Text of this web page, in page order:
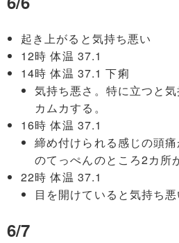
起き上がると気持ち悪い
12時 体温 37.1
14時 体温 37.1 下痢
気持ち悪さ。特に立つと
カムカする。
16時 体温 37.1
締め付けられる感じの頭
のてっぺんのところ2カ所
22時 体温 37.1
目を開けていると気持ち悪
6/7